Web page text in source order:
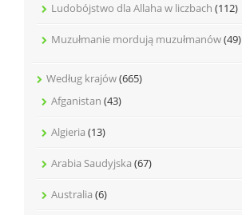
Ludobójstwo dla Allaha w liczbach (112)
Muzułmanie mordują muzułmanów(49)
Według krajów(665)
Afganistan (43)
Algieria (13)
Arabia Saudyjska (67)
Australia (6)